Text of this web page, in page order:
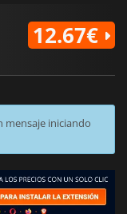
12.67€
mensaje iniciando